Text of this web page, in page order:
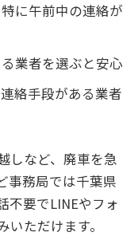
に午前中の連絡が
業者を選ぶと安心
絡手段がある業者
しなど、廃車を急
事務局では千葉県
不要でLINEやフォ
ただけます。